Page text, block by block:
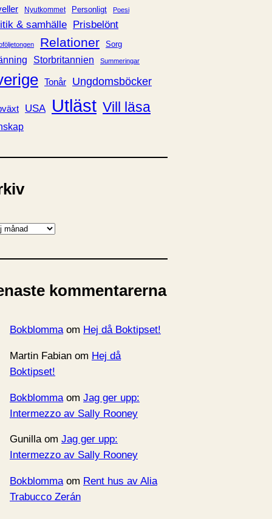
Nyutkommet Personligt Poesi
& samhälle Prisbelönt
Relationer Sorg
Storbritannien Summeringar
Tonår Ungdomsböcker
USA Utläst Vill läsa
kommentarerna
Bokblommaom Hej då Boktipset!
Martin Fabian om Hej då
Boktipset!
Bokblomma om Jag ger upp:
Intermezzo av Sally Rooney
Gunillaom Jag ger upp:
Intermezzo av Sally Rooney
Bokblommaom Rent hus av Alia
Trabucco Zerán